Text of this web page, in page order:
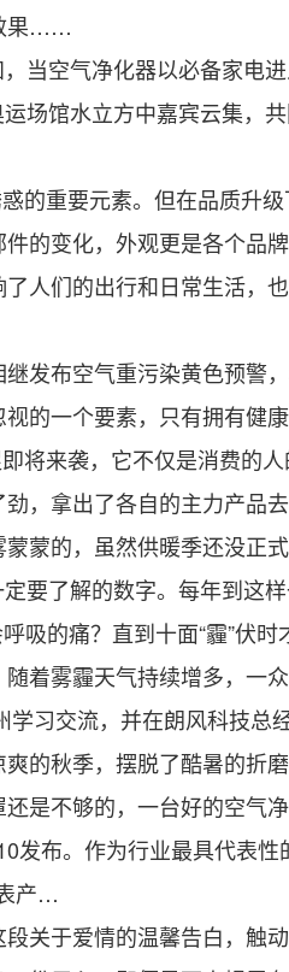
果……
空气净化器以必备家电
馆水立方中嘉宾云集，共
重要元素。但在品质升
的变化，外观更是各个品
们的出行和日常生活，
布空气重污染黄色预警
一个要素，只有拥有健康
来袭，它不仅是消费的
，拿出了各自的主力产品
的，虽然供暖季还没正
要了解的数字。每年到这
的痛？直到十面“霾”伏时
着雾霾天气持续增多，一
交流，并在朗风科技总
秋季，摆脱了酷暑的折
是不够的，一台好的空气
布。作为行业最具代表性
产…
于爱情的温馨告白，触动